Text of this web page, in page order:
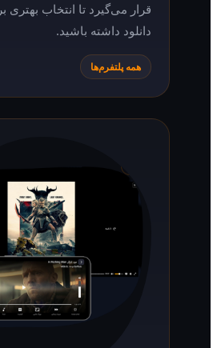
قرار می‌گیرد تا انتخاب بهتری برای تماشا و
دانلود داشته باشید.
همه پلتفرم‌ها